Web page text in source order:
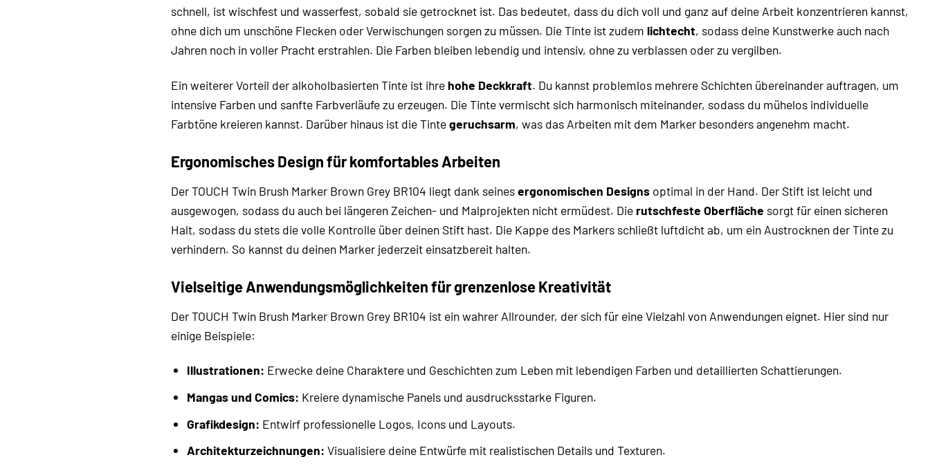
schnell, ist wischfest und wasserfest, sobald sie getrocknet ist. Das bedeutet, dass du dich voll und ganz auf deine Arbeit konzentrieren kannst,
ohne dich um unschöne Flecken oder Verwischungen sorgen zu müssen. Die Tinte ist zudem lichtecht, sodass deine Kunstwerke auch nach
Jahren noch in voller Pracht erstrahlen. Die Farben bleiben lebendig und intensiv, ohne zu verblassen oder zu vergilben.
Ein weiterer Vorteil der alkoholbasierten Tinte ist ihre hohe Deckkraft. Du kannst problemlos mehrere Schichten übereinander auftragen, um
intensive Farben und sanfte Farbverläufe zu erzeugen. Die Tinte vermischt sich harmonisch miteinander, sodass du mühelos individuelle
Farbtöne kreieren kannst. Darüber hinaus ist die Tintegeruchsarm, was das Arbeiten mit dem Marker besonders angenehm macht.
Ergonomisches Design für komfortables Arbeiten
Der TOUCH Twin Brush Marker Brown Grey BR104 liegt dank seinesergonomischen Designs optimal in der Hand. Der Stift ist leicht und
ausgewogen, sodass du auch bei längeren Zeichen- und Malprojekten nicht ermüdest. Die rutschfeste Oberfläche sorgt für einen sicheren
Halt, sodass du stets die volle Kontrolle über deinen Stift hast. Die Kappe des Markers schließt luftdicht ab, um ein Austrocknen der Tinte zu
verhindern. So kannst du deinen Marker jederzeit einsatzbereit halten.
Vielseitige Anwendungsmöglichkeiten für grenzenlose Kreativität
Der TOUCH Twin Brush Marker Brown Grey BR104 ist ein wahrer Allrounder, der sich für eine Vielzahl von Anwendungen eignet. Hier sind nur
einige Beispiele:
Illustrationen: Erwecke deine Charaktere und Geschichten zum Leben mit lebendigen Farben und detaillierten Schattierungen.
Mangas und Comics: Kreiere dynamische Panels und ausdrucksstarke Figuren.
Grafikdesign: Entwirf professionelle Logos, Icons und Layouts.
Architekturzeichnungen: Visualisiere deine Entwürfe mit realistischen Details und Texturen.